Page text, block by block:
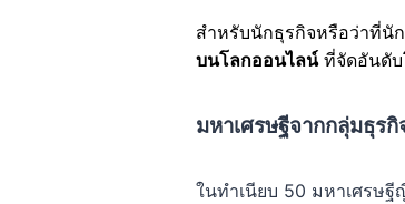
สำหรับนักธุรกิจหรือว่าที่นั
บนโลกออนไลน์ที่จัดอันดับ
มหาเศรษฐีจากกลุ่มธุร
ในทำเนียบ 50 มหาเศรษ